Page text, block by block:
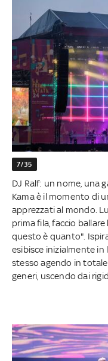
7/35
DJ Ralf: un nome, una
Kama è il momento di
apprezzati al mondo.
prima fila, faccio
questo è quanto".
esibisce inizialmente in
stesso agendo in
generi, uscendo dai